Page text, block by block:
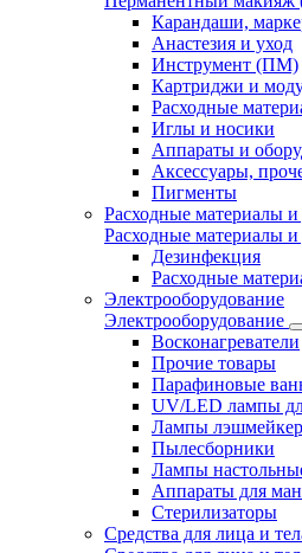
Карандаши,
Анастезия и уход
Инструмент (ПМ)
Картриджи и
Расходные
Иглы и носики
Аппараты и
Аксессуары,
Пигменты
Расходные материалы
Расходные материалы
Дезинфекция
Расходные
Электрооборудование
Электрооборудование
Восконагреватели
Прочие товары
Парафиновые
UV/LED лампы
Лампы
Пылесборники
Лампы
Аппараты для
Стерилизаторы
Средства для лица и